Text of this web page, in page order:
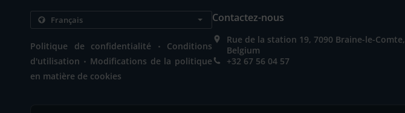
Politique de confidentialité .
Conditions
d'utilisation . Modifications de la politique
en matière de cookies
Contactez-nous
Rue de la station 19, 7090 Braine-le-Comte,
Belgium
+32 67 56 04 57